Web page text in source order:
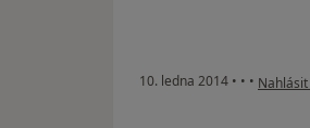
10. ledna 2014 • • • podle